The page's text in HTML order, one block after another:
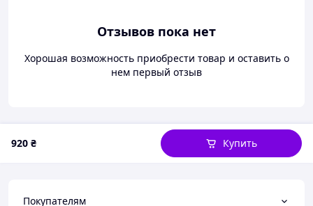
Отзывов пока нет
Хорошая возможность приобрести товар и оставить о
нем первый отзыв
920 ₴ Купить
Покупателям